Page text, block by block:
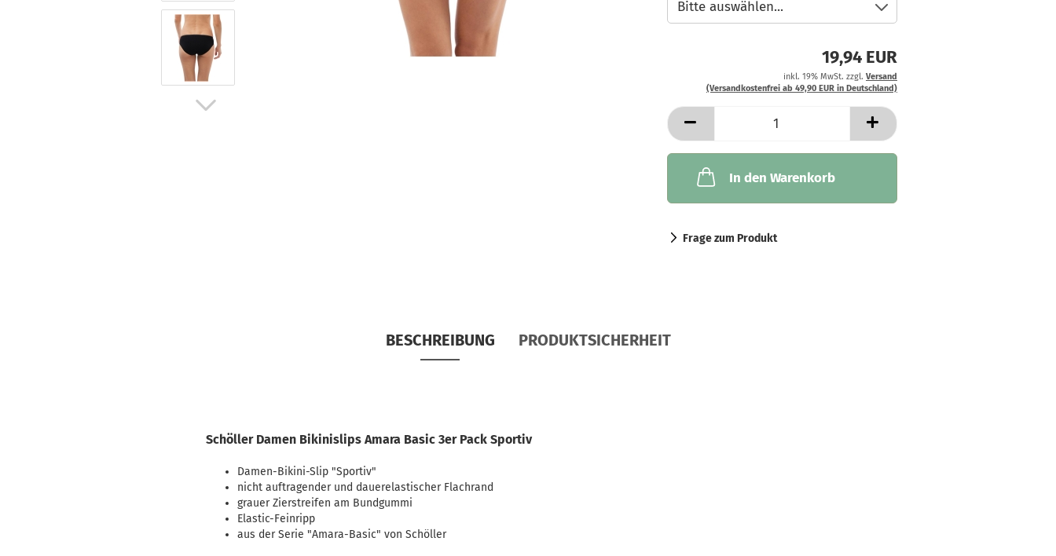
19,94 EUR
inkl. 19% MwSt. zzgl. Versand
(Versandkostenfrei ab 49,90 EUR in Deutschland)
In den Warenkorb
Frage zum Produkt
BESCHREIBUNG PRODUKTSICHERHEIT
Schöller Damen Bikinislips Amara Basic 3er Pack Sportiv
Damen-Bikini-Slip "Sportiv"
nicht auftragender und dauerelastischer Flachrand
grauer Zierstreifen am Bundgummi
Elastic-Feinripp
aus der Serie "Amara-Basic" von Schöller